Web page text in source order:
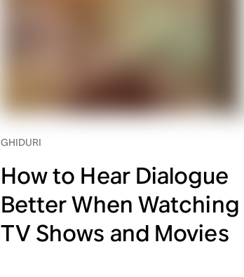
GHIDURI
How to Hear Dialogue
Better When Watching
TV Shows and Movies